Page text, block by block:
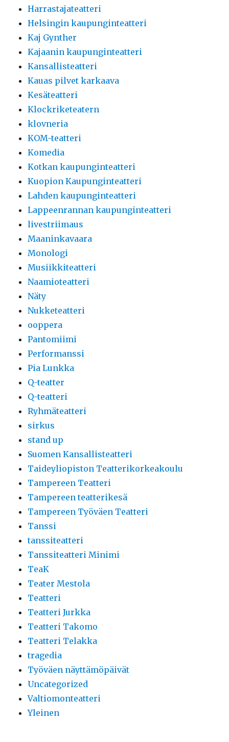
Harrastajateatteri
Helsingin kaupunginteatteri
Kaj Gynther
Kajaanin kaupunginteatteri
Kansallisteatteri
Kauas pilvet karkaava
Kesäteatteri
Klockriketeatern
klovneria
KOM-teatteri
Komedia
Kotkan kaupunginteatteri
Kuopion Kaupunginteatteri
Lahden kaupunginteatteri
Lappeenrannan kaupunginteatteri
livestriimaus
Maaninkavaara
Monologi
Musiikkiteatteri
Naamioteatteri
Näty
Nukketeatteri
ooppera
Pantomiimi
Performanssi
Pia Lunkka
Q-teatter
Q-teatteri
Ryhmäteatteri
sirkus
stand up
Suomen Kansallisteatteri
Taideyliopiston Teatterikorkeakoulu
Tampereen Teatteri
Tampereen teatterikesä
Tampereen Työväen Teatteri
Tanssi
tanssiteatteri
Tanssiteatteri Minimi
TeaK
Teater Mestola
Teatteri
Teatteri Jurkka
Teatteri Takomo
Teatteri Telakka
tragedia
Työväen näyttämöpäivät
Uncategorized
Valtiomonteatteri
Yleinen